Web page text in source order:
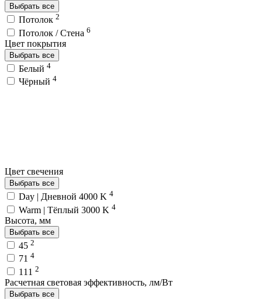
Выбрать все
Потолок 2
Потолок / Cтена 6
Цвет покрытия
Выбрать все
Белый 4
Чёрный 4
Цвет свечения
Выбрать все
Day | Дневной 4000 K 4
Warm | Тёплый 3000 K 4
Высота, мм
Выбрать все
45 2
71 4
111 2
Расчетная световая эффективность, лм/Вт
Выбрать все